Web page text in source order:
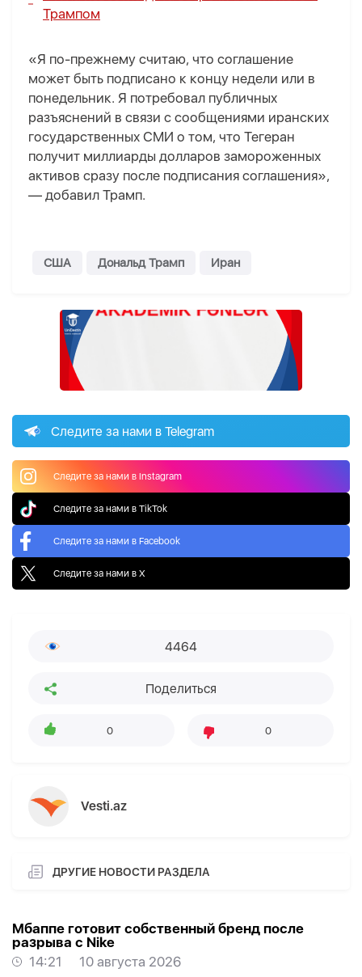
Трампом
«Я по-прежнему считаю, что соглашение
может быть подписано к концу недели или в
понедельник. Я потребовал публичных
разъяснений в связи с сообщениями иранских
государственных СМИ о том, что Тегеран
получит миллиарды долларов замороженных
активов сразу после подписания соглашения»,
— добавил Трамп.
США Дональд Трамп Иран
Следите за нами в Telegram
Следите за нами в Instagram
Следите за нами в TikTok
Следите за нами в Facebook
Следите за нами в X
4464
Поделиться
0 0
Vesti.az
ДРУГИЕ НОВОСТИ РАЗДЕЛА
Мбаппе готовит собственный бренд после
разрыва с Nike
14:21
10 августа 2026